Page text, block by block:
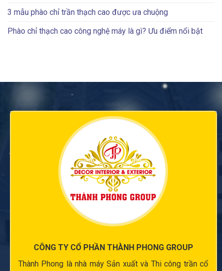
3 mẫu phào chỉ trần thạch cao được ưa chuộng
Phào chỉ thạch cao công nghệ máy là gì? Ưu điểm nổi bật
CÔNG TY CỔ PHẦN THÀNH PHONG GROUP
Thành Phong là nhà máy Sản xuất và Thi công trần cổ